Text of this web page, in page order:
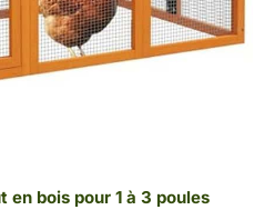
en bois pour 1 à 3 poules